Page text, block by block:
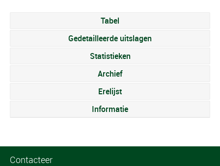
Tabel
Gedetailleerde uitslagen
Statistieken
Archief
Erelijst
Informatie
Contacteer